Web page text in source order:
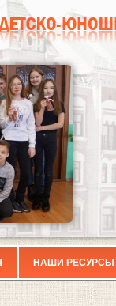
НАШИ РЕСУРСЫ